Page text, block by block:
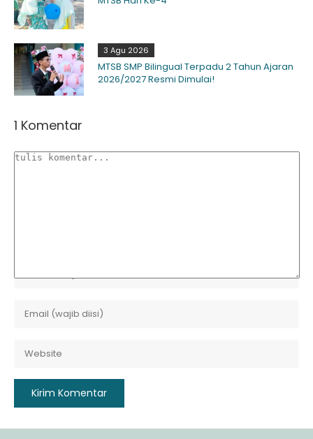
3 Agu 2026
MTSB SMP Bilingual Terpadu 2 Tahun Ajaran
2026/2027 Resmi Dimulai!
1 Komentar